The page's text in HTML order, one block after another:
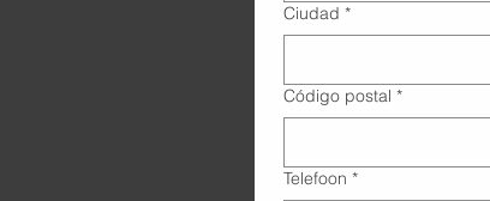
Ciudad *
Código postal *
Telefoon *